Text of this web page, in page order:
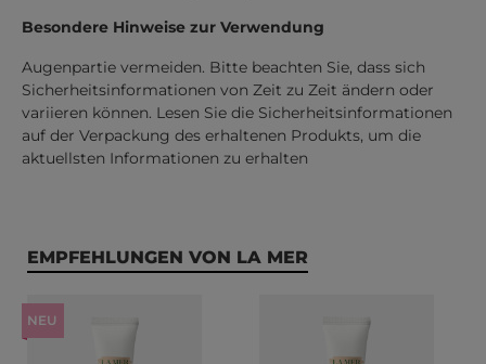
Besondere Hinweise zur Verwendung
Augenpartie vermeiden. Bitte beachten Sie, dass sich
Sicherheitsinformationen von Zeit zu Zeit ändern oder
variieren können. Lesen Sie die Sicherheitsinformationen
auf der Verpackung des erhaltenen Produkts, um die
aktuellsten Informationen zu erhalten
Produktgalerie überspringen
EMPFEHLUNGEN VON LA MER
NEU